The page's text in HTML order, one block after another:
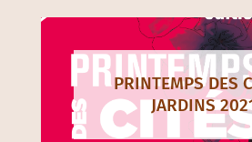
PRINTEMPS DES
JARDINS